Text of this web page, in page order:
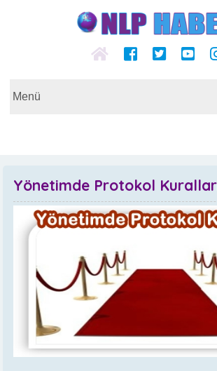
Yönetimde Protokol